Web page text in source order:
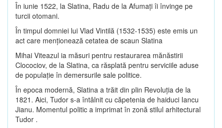
În iunie 1522, la Slatina, Radu de la Afumaţi îi învinge pe
turcii otomani.
În timpul domniei lui Vlad Vintilă (1532-1535) este emis un
act care menţionează cetatea de scaun Slatina
Mihai Viteazul ia măsuri pentru restaurarea mănăstirii
Clocociov, de la Slatina, ca răsplată pentru serviciile aduse
de populaţie în demersurile sale politice.
În epoca modernă, Slatina a trăit din plin Revoluţia de la
1821. Aici, Tudor s-a întâlnit cu căpetenia de haiduci Iancu
Jianu. Momentul politic a imprimat în zonă stilul arhitectural
Tudor .